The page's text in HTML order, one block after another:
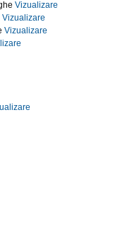
Vizualizare
Vizualizare
Vizualizare